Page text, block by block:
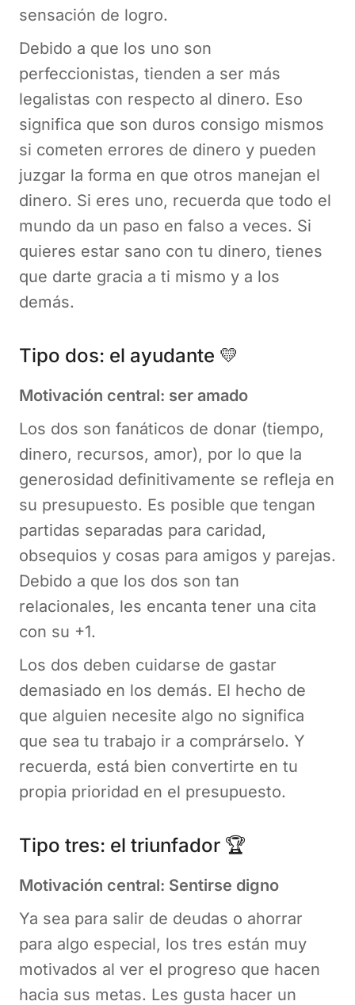
sensación de logro.
Debido a que los uno son
perfeccionistas, tienden a ser más
legalistas con respecto al dinero. Eso
significa que son duros consigo mismos
si cometen errores de dinero y pueden
juzgar la forma en que otros manejan el
dinero. Si eres uno, recuerda que todo el
mundo da un paso en falso a veces. Si
quieres estar sano con tu dinero, tienes
que darte gracia a ti mismo y a los
demás.
Tipo dos: el ayudante 💛
Motivación central: ser amado
Los dos son fanáticos de donar (tiempo,
dinero, recursos, amor), por lo que la
generosidad definitivamente se refleja en
su presupuesto. Es posible que tengan
partidas separadas para caridad,
obsequios y cosas para amigos y parejas.
Debido a que los dos son tan
relacionales, les encanta tener una cita
con su +1.
Los dos deben cuidarse de gastar
demasiado en los demás. El hecho de
que alguien necesite algo no significa
que sea tu trabajo ir a comprárselo. Y
recuerda, está bien convertirte en tu
propia prioridad en el presupuesto.
Tipo tres: el triunfador 🏆
Motivación central: Sentirse digno
Ya sea para salir de deudas o ahorrar
para algo especial, los tres están muy
motivados al ver el progreso que hacen
hacia sus metas. Les gusta hacer un